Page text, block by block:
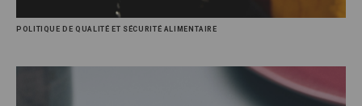
POLITIQUE DE QUALITÉ ET SÉCURITÉ ALIMENTAIRE